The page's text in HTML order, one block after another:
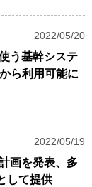
2022/05/20
う基幹システ
ら利用可能に
2022/05/19
画を発表、多
して提供